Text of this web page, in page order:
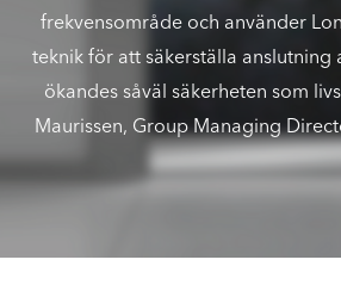
frekvensområde och använder
teknik för att säkerställa anslutning
ökandes såväl säkerheten som
Maurissen, Group Managing